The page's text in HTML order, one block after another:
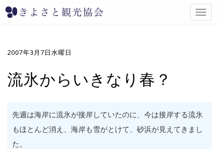
T
o
g
a
t
2007年3月7日水曜日
流氷からいきなり春？
先週は海岸に流氷が接岸していたのに、今は接岸する流氷
もほとんど消え、海岸も雪がとけて、砂浜が見えてきまし
た。